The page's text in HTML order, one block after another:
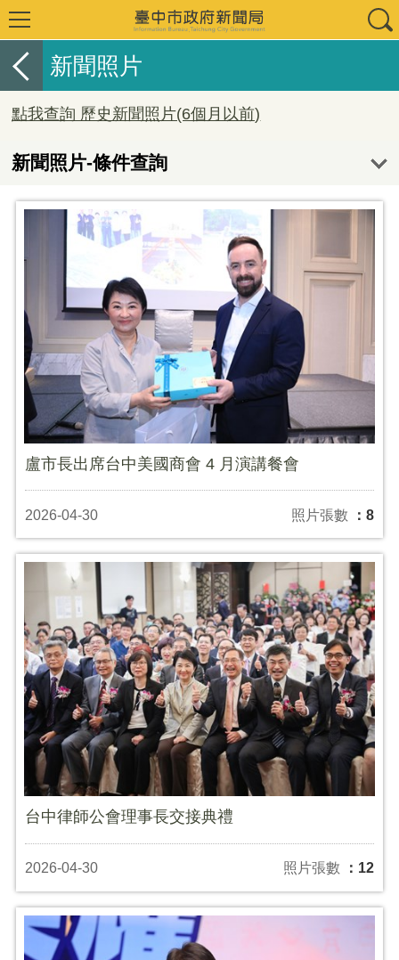
新聞照片
點我查詢 歷史新聞照片(6個月以前)
新聞照片-條件查詢
盧市長出席台中美國商會 4 月演講餐會
2026-04-30 照片張數 ：8
台中律師公會理事長交接典禮
2026-04-30 照片張數 ：12